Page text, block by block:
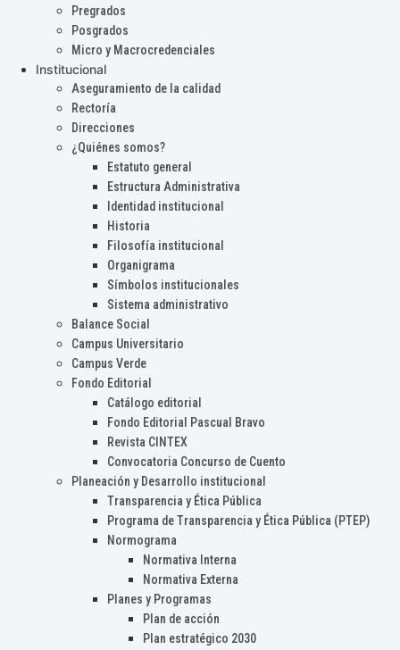
Pregrados
Posgrados
Micro y Macrocredenciales
Institucional
Aseguramiento de la calidad
Rectoría
Direcciones
¿Quiénes somos?
Estatuto general
Estructura Administrativa
Identidad institucional
Historia
Filosofía institucional
Organigrama
Símbolos institucionales
Sistema administrativo
Balance Social
Campus Universitario
Campus Verde
Fondo Editorial
Catálogo editorial
Fondo Editorial Pascual Bravo
Revista CINTEX
Convocatoria Concurso de Cuento
Planeación y Desarrollo institucional
Transparencia y Ética Pública
Programa de Transparencia y Ética Pública (PTEP)
Normograma
Normativa Interna
Normativa Externa
Planes y Programas
Plan de acción
Plan estratégico 2030